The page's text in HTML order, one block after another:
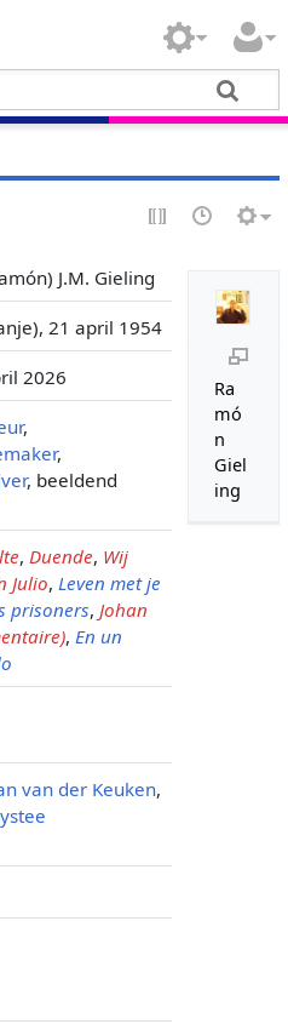
Ra
mó
n
Giel
ing
J.M. Gieling
21 april 1954
2026
,
,
, beeldend
, Duende, Wij
Julio, Leven met je
prisoners, Johan
, En un
van der Keuken,